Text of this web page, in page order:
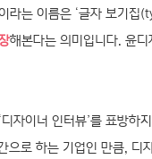
라는 이름은 ‘글자 보기집
해본다는 의미입니다. 윤
자이너 인터뷰’를 표방하
으로 하는 기업인 만큼, 디